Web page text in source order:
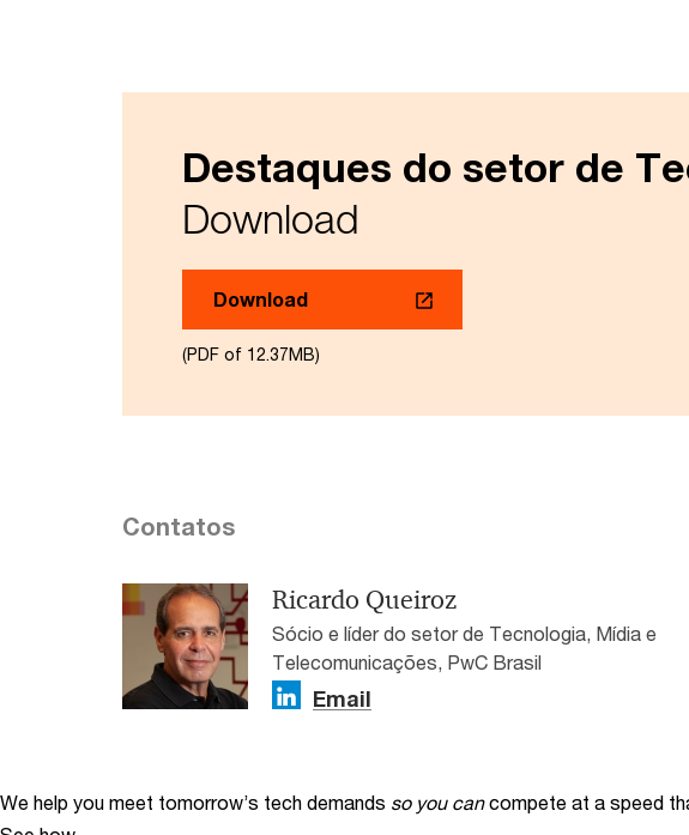
Destaques do setor de
Download
Download
(PDF of 12.37MB)
Contatos
Ricardo Queiroz
Sócio e líder do setor de Tecnologia, Mídia e
Telecomunicações, PwC Brasil
Email
We help you meet tomorrow’s tech demands so you can compete at a speed